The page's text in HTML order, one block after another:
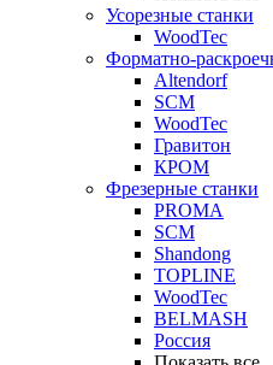
Усорезные станки
WoodTec
Форматно-
Altendorf
SCM
WoodTec
Гравитон
КРОМ
Фрезерные станки
PROMA
SCM
Shandong
TOPLINE
WoodTec
BELMASH
Россия